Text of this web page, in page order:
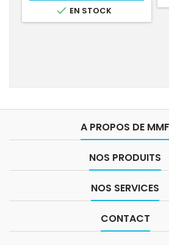
 EN STOCK
A PROPOS DE MMF
NOS PRODUITS
NOS SERVICES
CONTACT